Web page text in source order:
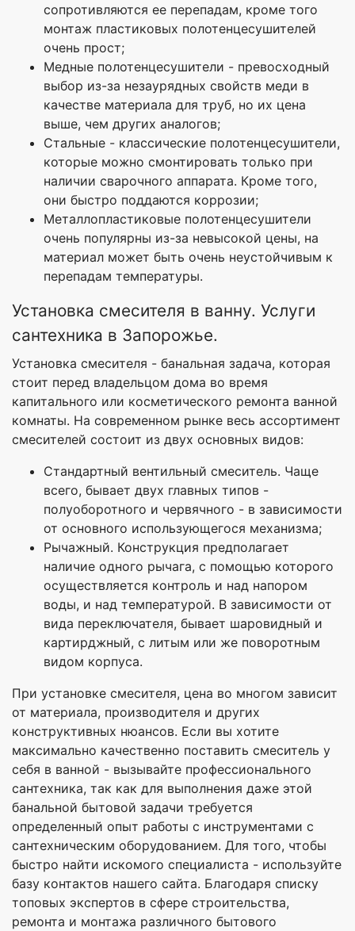
сопротивляются ее перепадам, кроме того
монтаж пластиковых полотенцесушителей
очень прост;
Медные полотенцесушители - превосходный
выбор из-за незаурядных свойств меди в
качестве материала для труб, но их цена
выше, чем других аналогов;
Стальные - классические полотенцесушители,
которые можно смонтировать только при
наличии сварочного аппарата. Кроме того,
они быстро поддаются коррозии;
Металлопластиковые полотенцесушители
очень популярны из-за невысокой цены, на
материал может быть очень неустойчивым к
перепадам температуры.
Установка смесителя в ванну. Услуги
сантехника в Запорожье.
Установка смесителя - банальная задача, которая
стоит перед владельцом дома во время
капитального или косметического ремонта ванной
комнаты. На современном рынке весь ассортимент
смесителей состоит из двух основных видов:
Стандартный вентильный смеситель. Чаще
всего, бывает двух главных типов -
полуоборотного и червячного - в зависимости
от основного использующегося механизма;
Рычажный. Конструкция предполагает
наличие одного рычага, с помощью которого
осуществляется контроль и над напором
воды, и над температурой. В зависимости от
вида переключателя, бывает шаровидный и
картирджный, с литым или же поворотным
видом корпуса.
При установке смесителя, цена во многом зависит
от материала, производителя и других
конструктивных нюансов. Если вы хотите
максимально качественно поставить смеситель у
себя в ванной - вызывайте профессионального
сантехника, так как для выполнения даже этой
банальной бытовой задачи требуется
определенный опыт работы с инструментами с
сантехническим оборудованием. Для того, чтобы
быстро найти искомого специалиста - используйте
базу контактов нашего сайта. Благодаря списку
топовых экспертов в сфере строительства,
ремонта и монтажа различного бытового